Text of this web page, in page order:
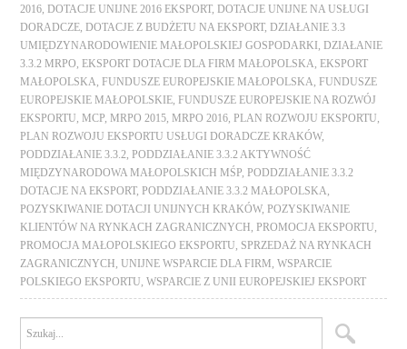
2016 ,DOTACJE UNIJNE 2016 EKSPORT,DOTACJE UNIJNE NA USŁUGI
DORADCZE ,DOTACJE Z BUDŻETU NA EKSPORT,DZIAŁANIE 3.3
UMIĘDZYNARODOWIENIE MAŁOPOLSKIEJ GOSPODARKI
,DZIAŁANIE
3.3.2 MRPO ,EKSPORT DOTACJE DLA FIRM MAŁOPOLSKA ,EKSPORT
MAŁOPOLSKA ,FUNDUSZE EUROPEJSKIE MAŁOPOLSKA ,FUNDUSZE
EUROPEJSKIE MAŁOPOLSKIE ,FUNDUSZE EUROPEJSKIE NA ROZWÓJ
EKSPORTU ,MCP ,MRPO 2015 ,MRPO 2016 ,PLAN ROZWOJU EKSPORTU
PLAN ROZWOJU EKSPORTU USŁUGI DORADCZE KRAKÓW,
PODDZIAŁANIE 3.3.2 ,PODDZIAŁANIE 3.3.2 AKTYWNOŚĆ
MIĘDZYNARODOWA MAŁOPOLSKICH MŚP ,PODDZIAŁANIE 3.3.2
DOTACJE NA EKSPORT,PODDZIAŁANIE 3.3.2 MAŁOPOLSKA
POZYSKIWANIE DOTACJI UNIJNYCH KRAKÓW,POZYSKIWANIE
KLIENTÓW NA RYNKACH ZAGRANICZNYCH ,PROMOCJA EKSPORTU
PROMOCJA MAŁOPOLSKIEGO EKSPORTU
SPRZEDAŻ NA RYNKACH
ZAGRANICZNYCH ,UNIJNE WSPARCIE DLA FIRM ,WSPARCIE
POLSKIEGO EKSPORTU ,WSPARCIE Z UNII EUROPEJSKIEJ EKSPORT